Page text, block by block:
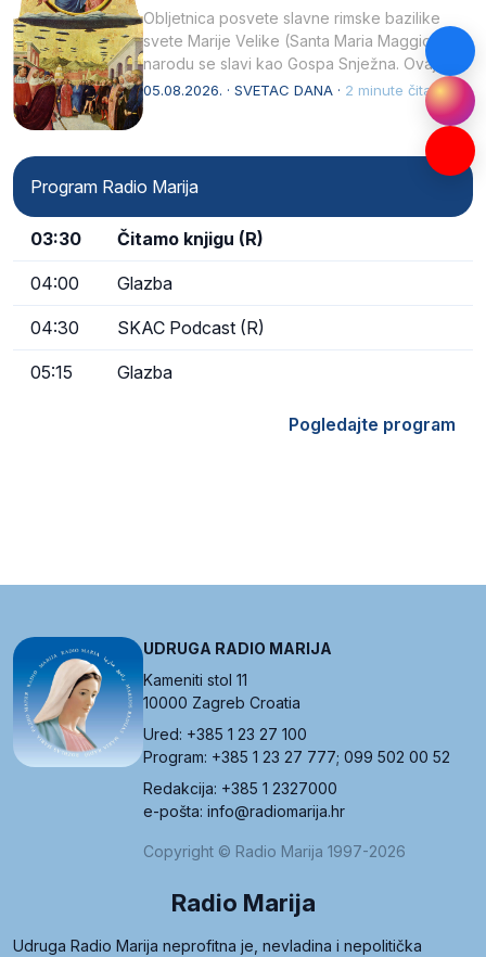
Obljetnica posvete slavne rimske bazilike
svete Marije Velike (Santa Maria Maggiore) u
narodu se slavi kao Gospa Snježna. Ovaj
naziv, Sancta Maria…
05.08.2026. · SVETAC DANA · 2 minute čitanja
Program Radio Marija
03:30 Čitamo knjigu (R)
04:00 Glazba
04:30 SKAC Podcast (R)
05:15 Glazba
Pogledajte program
UDRUGA RADIO MARIJA
Kameniti stol 11
10000 Zagreb Croatia
Ured: +385 1 23 27 100
Program: +385 1 23 27 777; 099 502 00 52
Redakcija: +385 1 2327000
e-pošta: info@radiomarija.hr
Copyright © Radio Marija 1997-2026
Radio Marija
Udruga Radio Marija neprofitna je, nevladina i nepolitička